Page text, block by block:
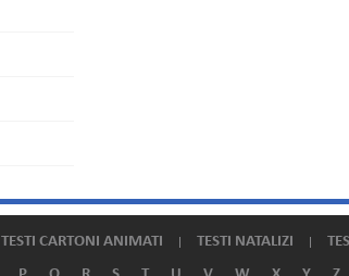
TESTI CARTONI ANIMATI TESTI NATALIZI